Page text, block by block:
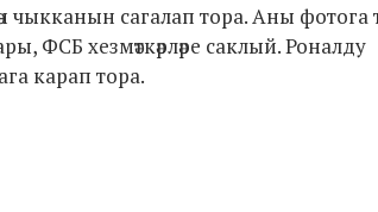
сагалап тора. Аны фотога
ФСБ хезмәткәрләре саклый. Роналду
карап тора.